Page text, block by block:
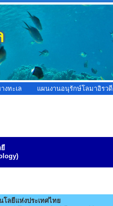
งทะเล แผนงานอนุรักษ์โลมาอิรวดี
ยี
โลยีแห่งประเทศไทย